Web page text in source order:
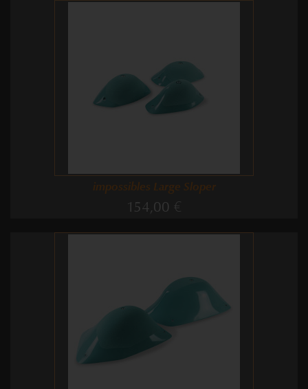
impossibles Large Sloper
154,00 €